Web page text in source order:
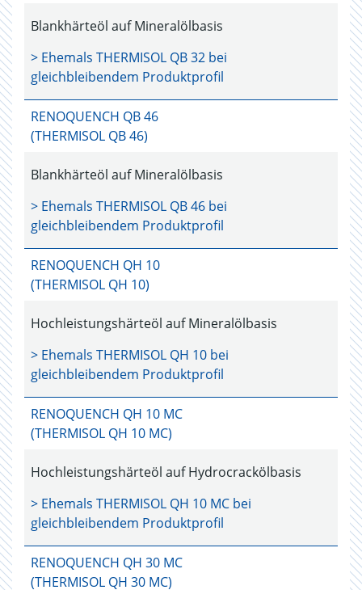
Blankhärteöl auf Mineralölbasis
> Ehemals THERMISOL QB 32 bei
gleichbleibendem Produktprofil
RENOQUENCH QB 46
(THERMISOL QB 46)
Blankhärteöl auf Mineralölbasis
> Ehemals THERMISOL QB 46 bei
gleichbleibendem Produktprofil
RENOQUENCH QH 10
(THERMISOL QH 10)
Hochleistungshärteöl auf Mineralölbasis
> Ehemals THERMISOL QH 10 bei
gleichbleibendem Produktprofil
RENOQUENCH QH 10 MC
(THERMISOL QH 10 MC)
Hochleistungshärteöl auf Hydrocrackölbasis
> Ehemals THERMISOL QH 10 MC bei
gleichbleibendem Produktprofil
RENOQUENCH QH 30 MC
(THERMISOL QH 30 MC)